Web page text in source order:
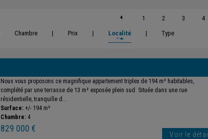
1 2 3 4
Chambre | Prix | Localité | Type
Nous vous proposons ce magnifique appartement triplex de 194 m² habitables,
complété par une terrasse de 13 m² exposée plein sud. Située dans une rue
résidentielle, tranquille d...
Surface: +/- 194 m²
Chambre: 4
829 000 €
Voir le détail